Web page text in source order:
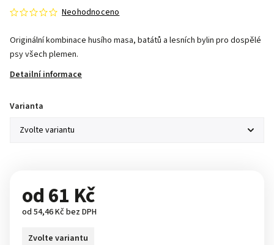
Neohodnoceno
Originální kombinace husího masa, batátů a lesních bylin pro dospělé
psy všech plemen.
Detailní informace
Varianta
od61 Kč
od54,46 Kčbez DPH
Zvolte variantu